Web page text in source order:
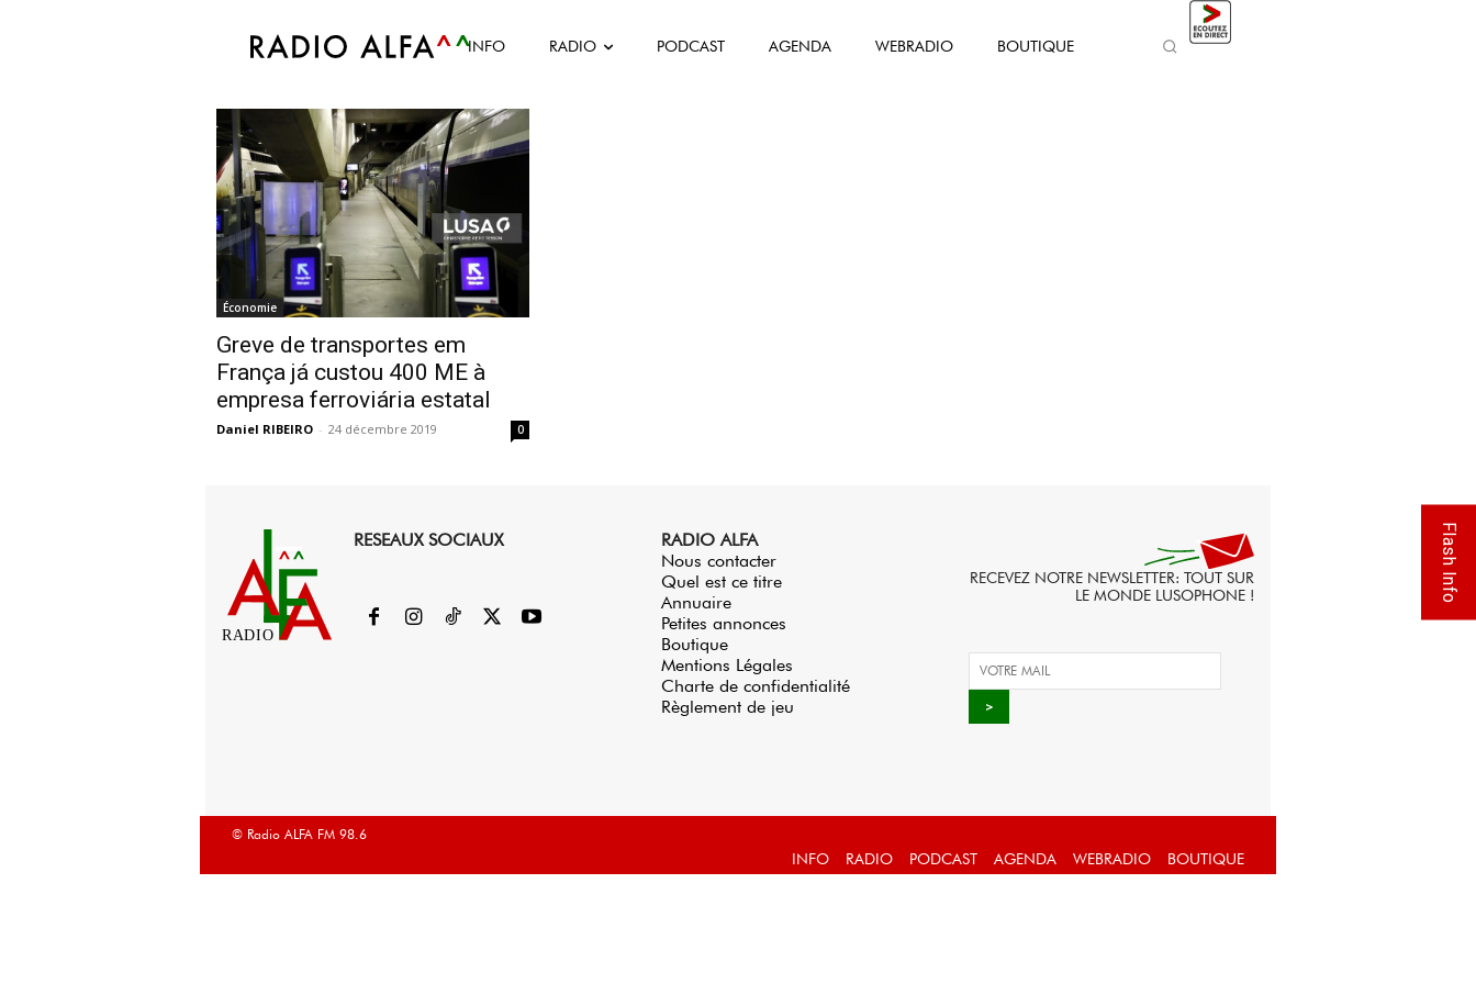
INFO RADIO PODCAST AGENDA WEBRADIO BOUTIQUE
Accueil Tags Caminhos de ferro
Tag: caminhos de ferro
Économie
Greve de transportes em
França já custou 400 ME à
empresa ferroviária estatal
Daniel RIBEIRO - 24 décembre 2019 0
RADIO
RESEAUX SOCIAUX
RADIO ALFA
Nous contacter
Quel est ce titre
Annuaire
Petites annonces
Boutique
Mentions Légales
Charte de confidentialité
Règlement de jeu
RECEVEZ NOTRE NEWSLETTER: TOUT SUR
LE MONDE LUSOPHONE !
© Radio ALFA FM 98.6
INFO RADIO PODCAST AGENDA WEBRADIO BOUTIQUE
Flash Info